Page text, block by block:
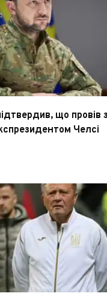
що провів
Челсі